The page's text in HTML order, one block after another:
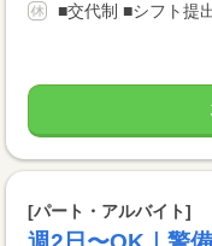
■交代制 ■シフト提
[パート・アルバイト]